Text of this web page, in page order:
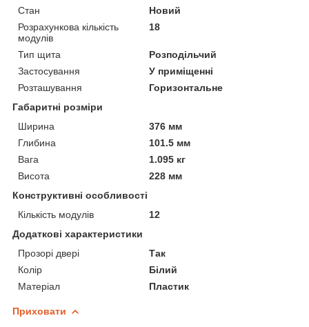
Стан
Новий
Розрахункова кількість
модулів
18
Тип щита
Розподільчий
Застосування
У приміщенні
Розташування
Горизонтальне
Габаритні розміри
Ширина
376 мм
Глибина
101.5 мм
Вага
1.095 кг
Висота
228 мм
Конструктивні особливості
Кількість модулів
12
Додаткові характеристики
Прозорі двері
Так
Колір
Білий
Матеріал
Пластик
Приховати